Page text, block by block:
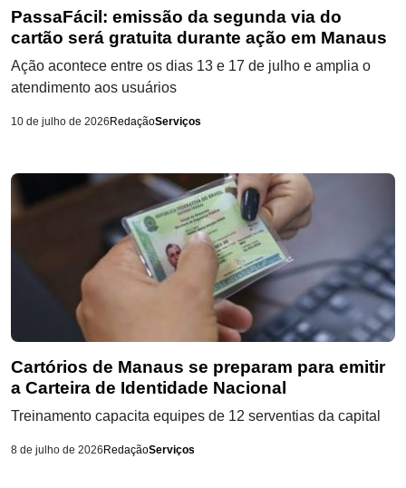
PassaFácil: emissão da segunda via do
cartão será gratuita durante ação em Manaus
Ação acontece entre os dias 13 e 17 de julho e amplia o
atendimento aos usuários
10 de julho de 2026 RedaçãoServiços
Cartórios de Manaus se preparam para emitir
a Carteira de Identidade Nacional
Treinamento capacita equipes de 12 serventias da capital
8 de julho de 2026 RedaçãoServiços